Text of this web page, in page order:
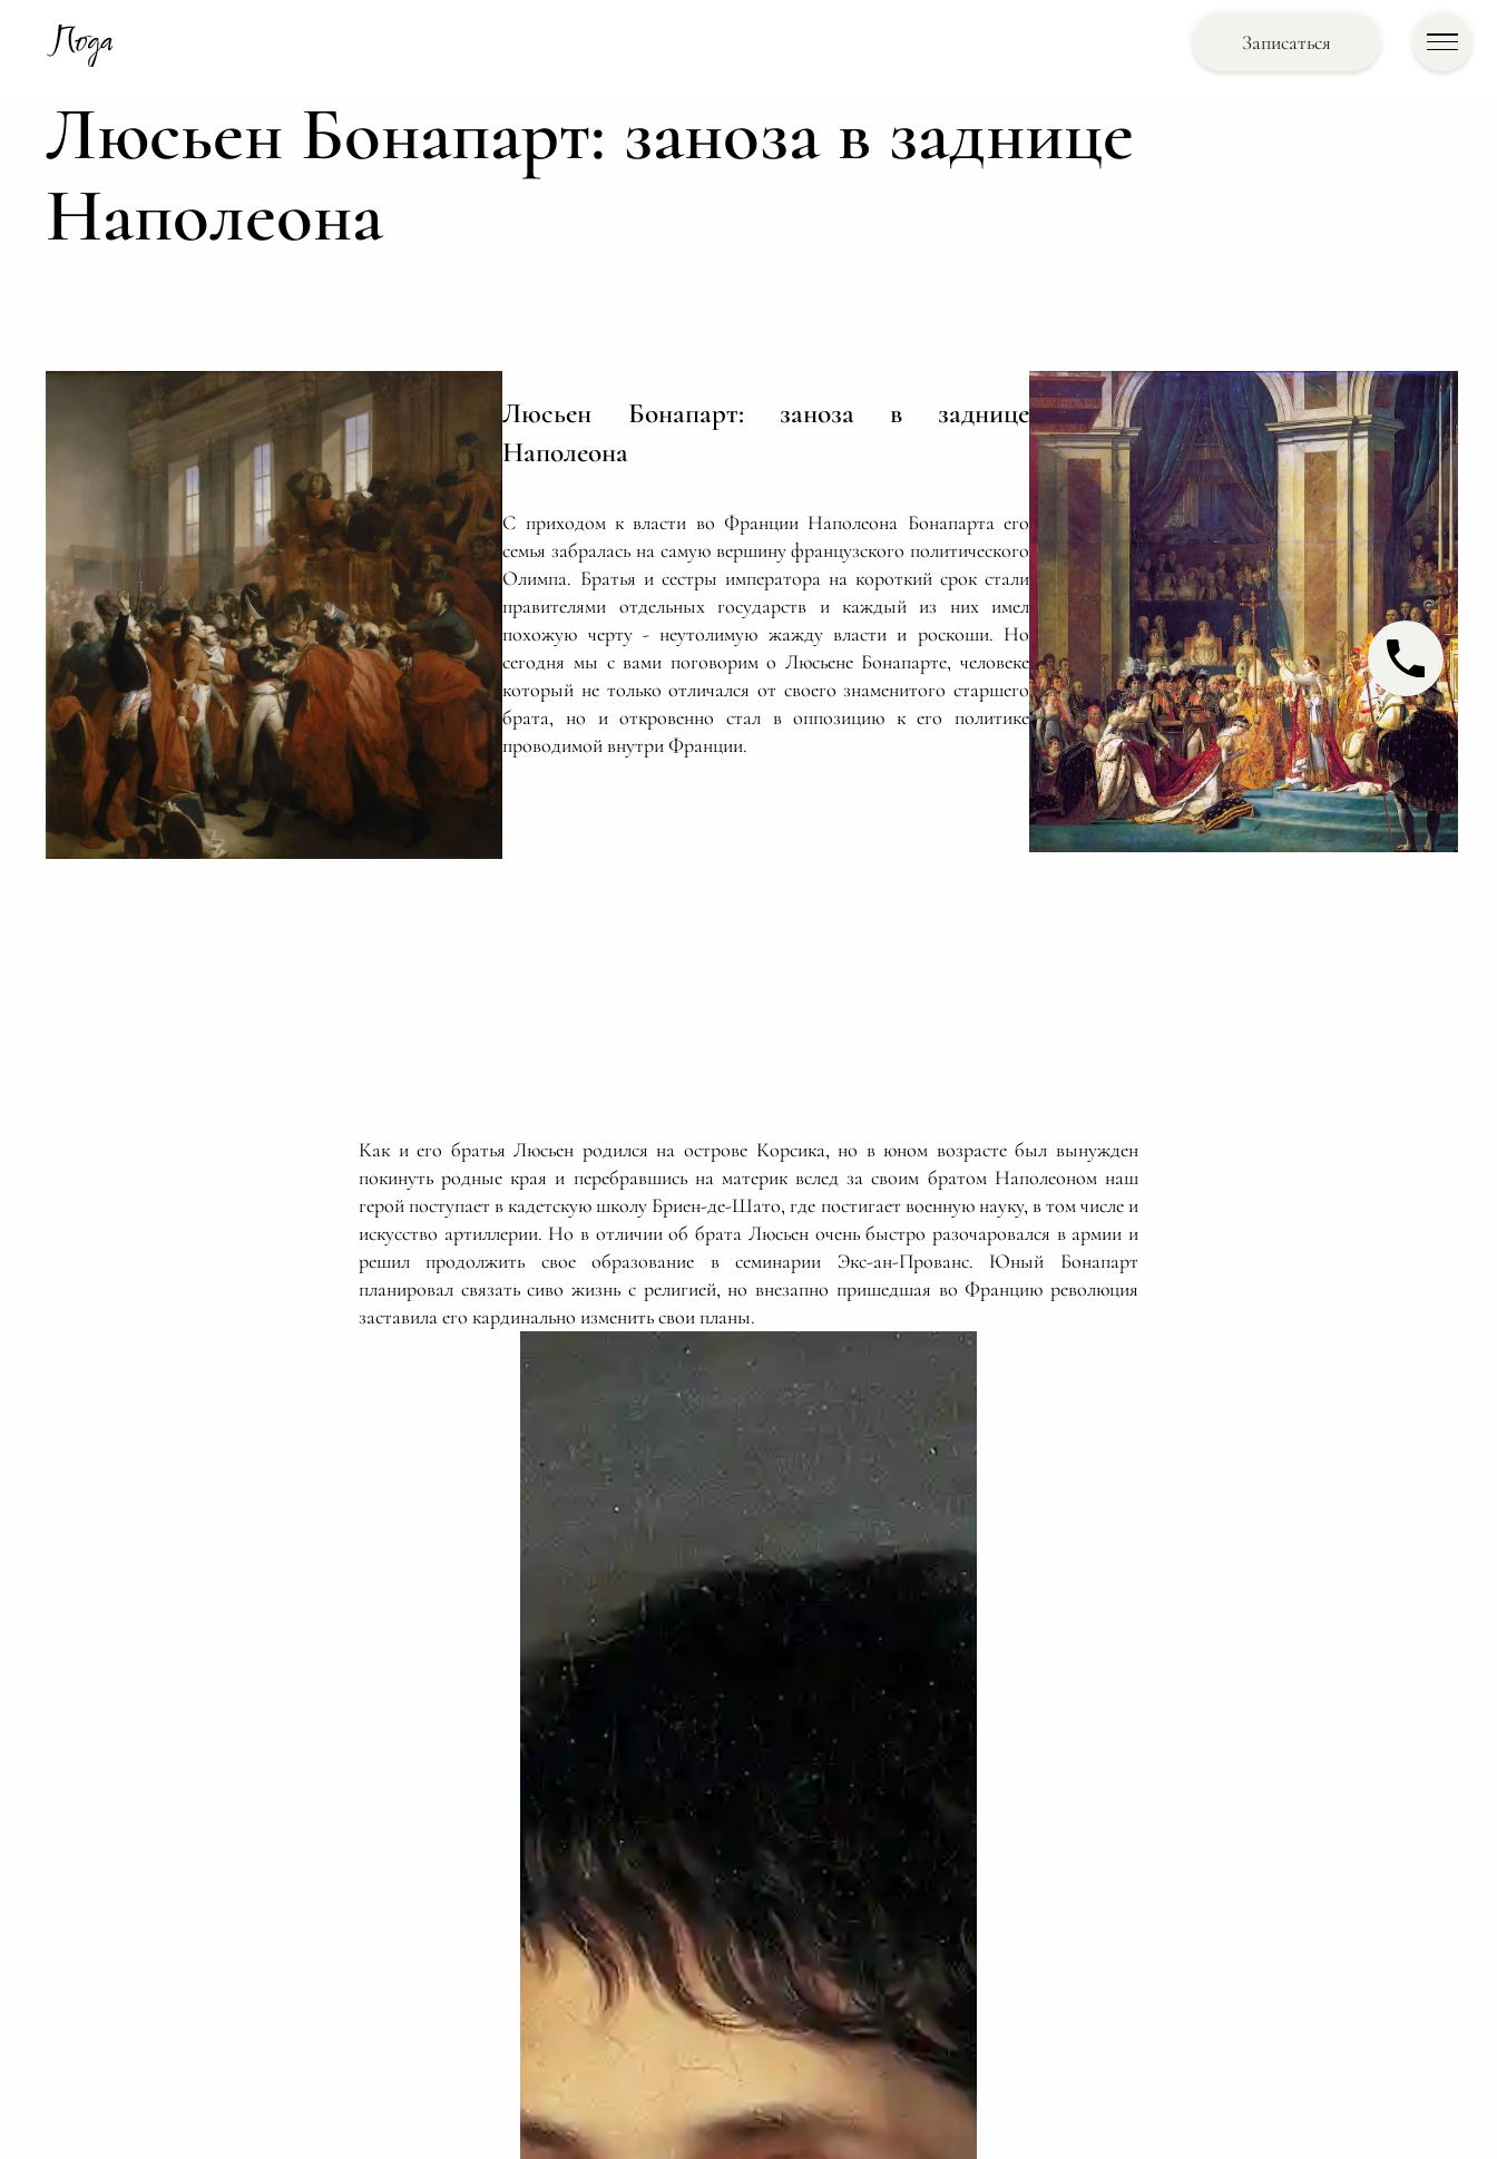
Записаться
Люсьен Бонапарт: заноза в заднице
Наполеона
Люсьен Бонапарт: заноза в заднице
Наполеона
С приходом к власти во Франции Наполеона Бонапарта его
семья забралась на самую вершину французского политического
Олимпа. Братья и сестры императора на короткий срок стали
правителями отдельных государств и каждый из них имел
похожую черту - неутолимую жажду власти и роскоши. Но
сегодня мы с вами поговорим о Люсьене Бонапарте, человеке
который не только отличался от своего знаменитого старшего
брата, но и откровенно стал в оппозицию к его политике
проводимой внутри Франции.
Как и его братья Люсьен родился на острове Корсика, но в юном возрасте был вынужден
покинуть родные края и перебравшись на материк вслед за своим братом Наполеоном наш
герой поступает в кадетскую школу Бриен-де-Шато, где постигает военную науку, в том числе и
искусство артиллерии. Но в отличии об брата Люсьен очень быстро разочаровался в армии и
решил продолжить свое образование в семинарии Экс-ан-Прованс. Юный Бонапарт
планировал связать сиво жизнь с религией, но внезапно пришедшая во Францию революция
заставила его кардинально изменить свои планы.